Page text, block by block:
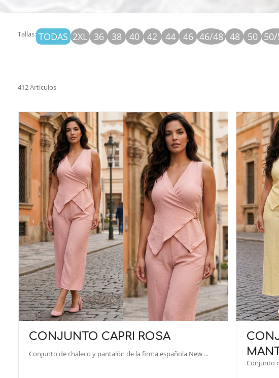
Tallas: TODAS 2XL 36 38 40 42 44 46 46/48 48 50
412 Artículos
CONJUNTO CAPRI ROSA
Conjunto de chaleco y pantalón de la firma española New ...
Conjunto